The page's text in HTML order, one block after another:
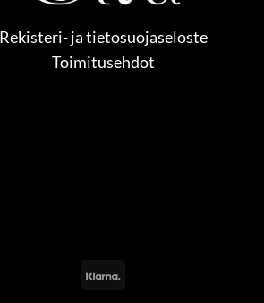
Rekisteri- ja tietosuojaseloste
Toimitusehdot